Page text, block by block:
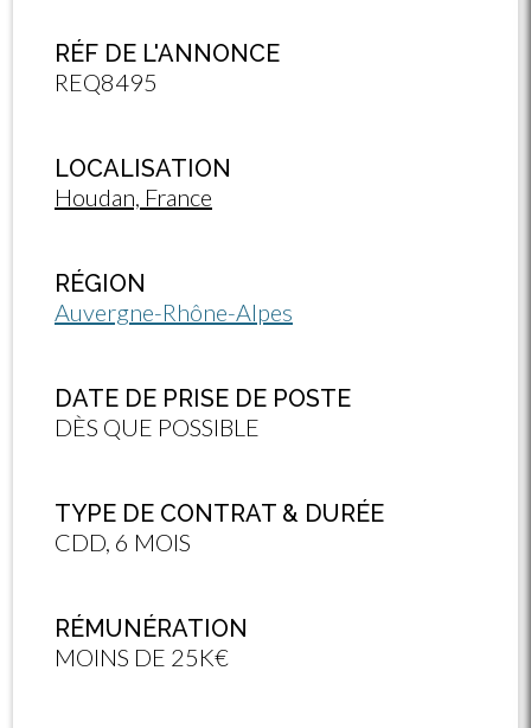
RÉF DE L'ANNONCE
REQ8495
LOCALISATION
Houdan, France
RÉGION
Auvergne-Rhône-Alpes
DATE DE PRISE DE POSTE
DÈS QUE POSSIBLE
TYPE DE CONTRAT & DURÉE
CDD, 6 MOIS
RÉMUNÉRATION
MOINS DE 25K€